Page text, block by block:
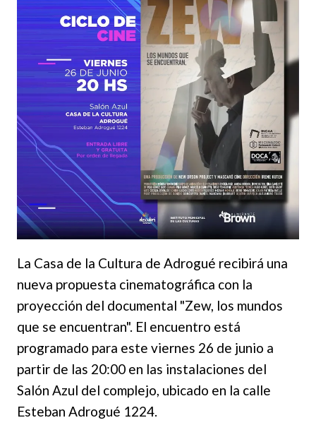
La Casa de la Cultura de Adrogué recibirá una
nueva propuesta cinematográfica con la
proyección del documental "Zew, los mundos
que se encuentran". El encuentro está
programado para este viernes 26 de junio a
partir de las 20:00 en las instalaciones del
Salón Azul del complejo, ubicado en la calle
Esteban Adrogué 1224.